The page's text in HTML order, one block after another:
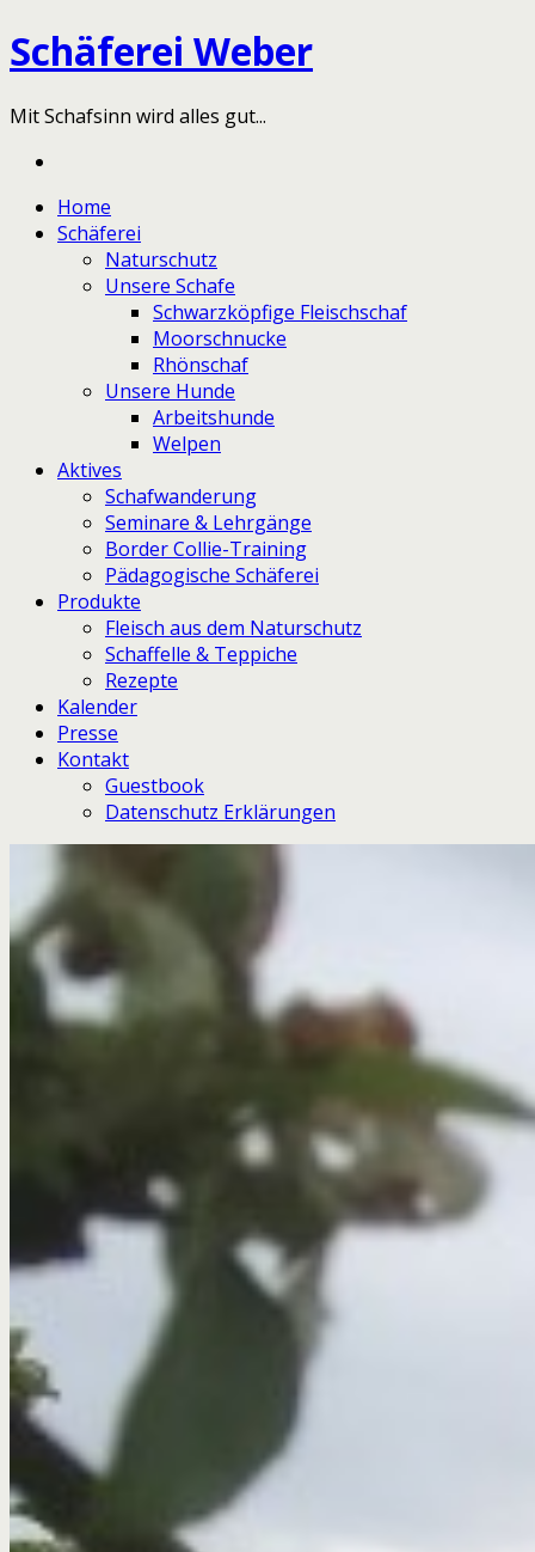
Schäferei Weber
Mit Schafsinn wird alles gut...
Home
Schäferei
Naturschutz
Unsere Schafe
Schwarzköpfige Fleischschaf
Moorschnucke
Rhönschaf
Unsere Hunde
Arbeitshunde
Welpen
Aktives
Schafwanderung
Seminare & Lehrgänge
Border Collie-Training
Pädagogische Schäferei
Produkte
Fleisch aus dem Naturschutz
Schaffelle & Teppiche
Rezepte
Kalender
Presse
Kontakt
Guestbook
Datenschutz Erklärungen